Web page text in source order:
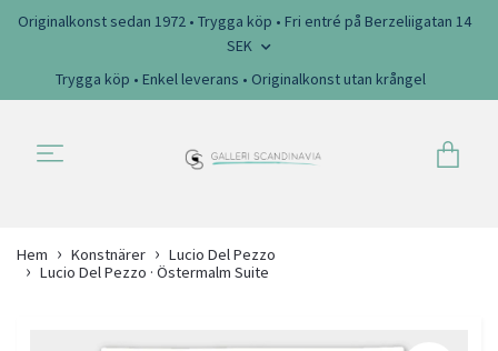
Originalkonst sedan 1972 • Trygga köp • Fri entré på Berzeliigatan 14
SEK
Trygga köp • Enkel leverans • Originalkonst utan krångel
Hem Konstnärer
Lucio Del Pezzo
Lucio Del Pezzo · Östermalm Suite